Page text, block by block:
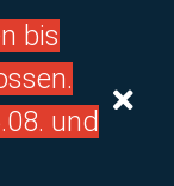
bis
und